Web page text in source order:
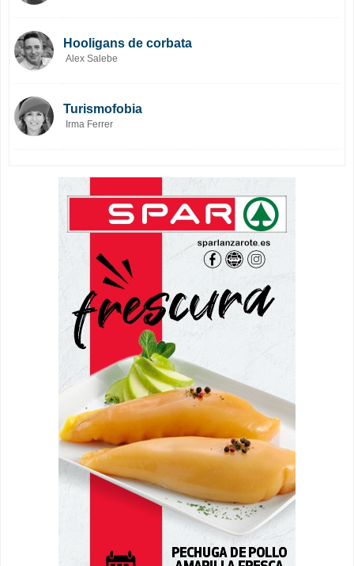
Hooligans de corbata
Alex Salebe
Turismofobia
Irma Ferrer